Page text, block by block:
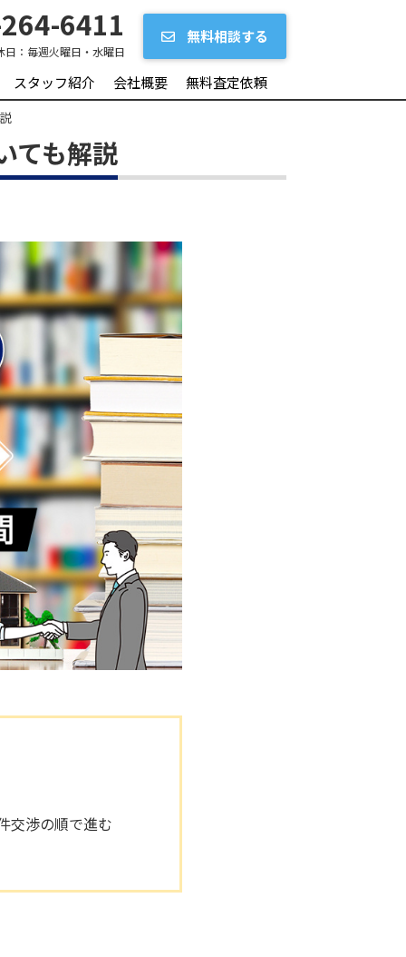
6411
日： 毎週火曜日・水曜日
無料相談する
スタッフ紹介 会社概要 無料査定依頼
ても解説
交渉の順で進む